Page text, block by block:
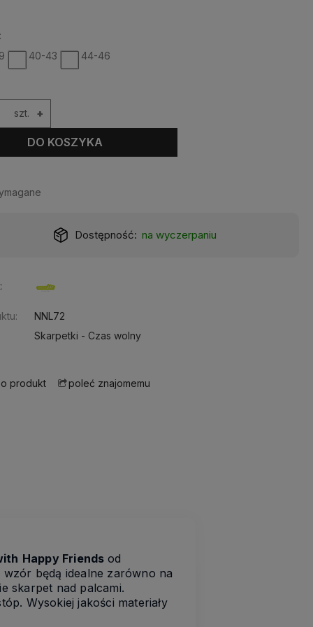
40-43 44-46
szt. +
DO KOSZYKA
Realizacja: 24 godziny
NNL72
Skarpetki - Czas wolny
produkt poleć znajomemu
Happy Friends od
będą idealne zarówno na
skarpet nad palcami.
Wysokiej jakości materiały